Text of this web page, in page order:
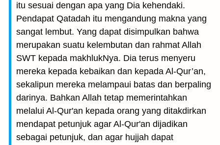
itu sesuai dengan apa yang Dia kehendaki.
Pendapat Qatadah itu mengandung makna yang
sangat lembut. Yang dapat disimpulkan bahwa
merupakan suatu kelembutan dan rahmat Allah
SWT kepada makhlukNya. Dia terus menyeru
mereka kepada kebaikan dan kepada Al-Qur’an,
sekalipun mereka melampaui batas dan berpaling
darinya. Bahkan Allah tetap memerintahkan
melalui Al-Qur'an kepada orang yang ditakdirkan
mendapat petunjuk agar Al-Qur'an dijadikan
sebagai petunjuk, dan agar hujjah dapat